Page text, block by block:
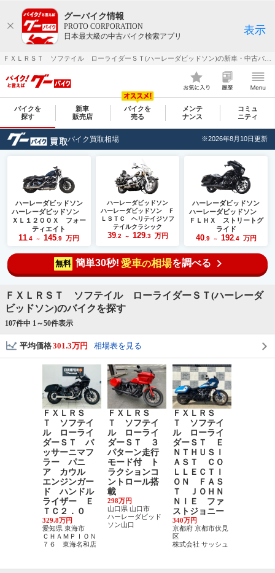
グーバイク情報
PROTO CORPORATION
日本最大級の中古バイク検索アプリ
表示
バイクを
探す
新車
販売店
バイクを
売る
メンテ
ナンス
コミュ
ニティ
バイク買取相場 ※2026年8月10日更新
ハーレーダビッドソン
ハーレーダビッドソン
ＸＬ１２００Ｘ フォー
ティエイト
11 .4 ～ 145 .9 万円
ハーレーダビッドソン
ハーレーダビッドソン Ｆ
ＬＳＴＣ ヘリテイジソフ
テイルクラシック
39.2 ～ 129.3 万円
ハーレーダビッドソン
ハーレーダビッドソン
ＦＬＨＸ ストリートグ
ライド
40.9 ～ 192.4 万円
無料 簡単30秒! 愛車の相場を調べる
ＦＸＬＲＳＴ ソフテイル ローライダーＳＴ(ハーレーダ
ビッドソン)のバイクを探す
107件中 1～50件表示
平均価格301.3万円 相場表を見る
ＦＸＬＲＳ
Ｔ ソフテイ
ル ローライ
ダーＳＴ バ
ッサーニマフ
ラー パニ
ア カウル
エンジンガー
ド ハンドル
ライザー Ｅ
ＴＣ２．０
329.8万円
愛知県 東海市
ＣＨＡＭＰＩＯＮ
７６ 東海名和店
ＦＸＬＲＳ
Ｔ ソフテイ
ル ローライ
ダーＳＴ ３
パターン走行
モード付 ト
ラクションコ
ントロール搭
載
298万円
山口県 山口市
ハーレーダビッド
ソン山口
ＦＸＬＲＳ
Ｔ ソフテイ
ル ローライ
ダーＳＴ Ｅ
ＮＴＨＵＳＩ
ＡＳＴ ＣＯ
ＬＬＥＣＴＩ
ＯＮ ＦＡＳ
Ｔ ＪＯＨＮ
ＮＩＥ ファ
ストジョニー
340万円
京都府 京都市伏見
区
株式会社 サッシュ